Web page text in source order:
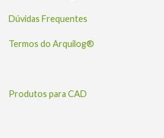
Dúvidas Frequentes
Termos do Arquilog®
Produtos para CAD